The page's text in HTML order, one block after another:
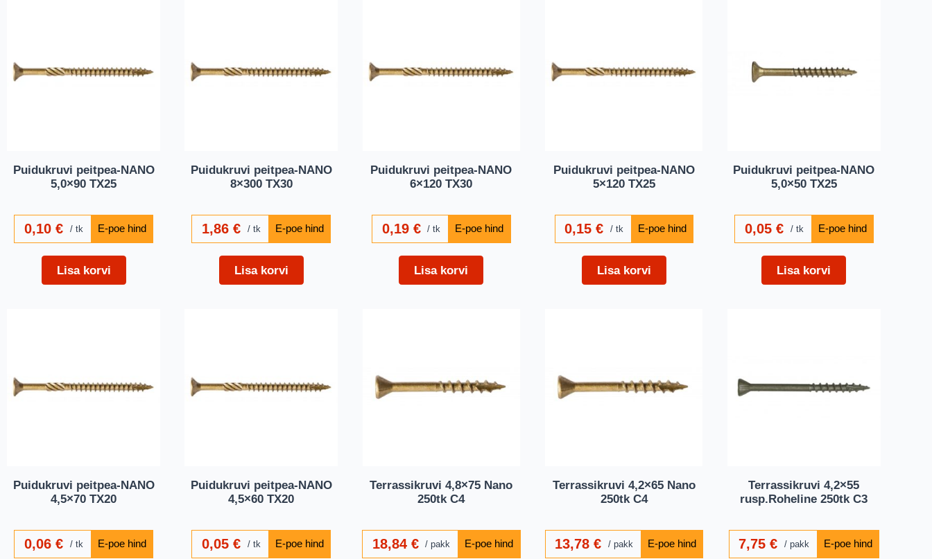
Puidukruvi peitpea-NANO
5,0×90 TX25
0,10 € tk
Lisa korvi
Puidukruvi peitpea-NANO
8×300 TX30
1,86 € tk
Lisa korvi
Puidukruvi peitpea-NANO
6×120 TX30
0,19 € tk
Lisa korvi
Puidukruvi peitpea-NANO
5×120 TX25
0,15 € tk
Lisa korvi
Puidukruvi peitpea-NANO
5,0×50 TX25
0,05 € tk
Lisa korvi
Puidukruvi peitpea-NANO
4,5×70 TX20
0,06 € tk
Puidukruvi peitpea-NANO
4,5×60 TX20
0,05 € tk
Terrassikruvi 4,8×75 Nano
250tk C4
18,84 € pakk
Terrassikruvi 4,2×65 Nano
250tk C4
13,78 € pakk
Terrassikruvi 4,2×55
rusp.Roheline 250tk C3
7,75€ pakk